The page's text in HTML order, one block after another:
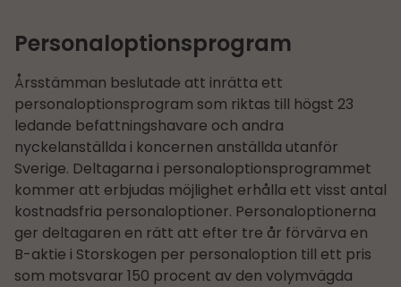
Personaloptionsprogram
Årsstämman beslutade att inrätta ett
personaloptionsprogram som riktas till högst 23
ledande befattningshavare och andra
nyckelanställda i koncernen anställda utanför
Sverige. Deltagarna i personaloptionsprogrammet
kommer att erbjudas möjlighet erhålla ett visst antal
kostnadsfria personaloptioner. Personaloptionerna
ger deltagaren en rätt att efter tre år förvärva en
B-aktie i Storskogen per personaloption till ett pris
som motsvarar 150 procent av den volymvägda